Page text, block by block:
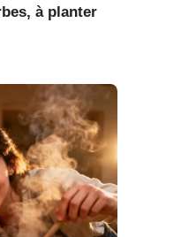
à planter